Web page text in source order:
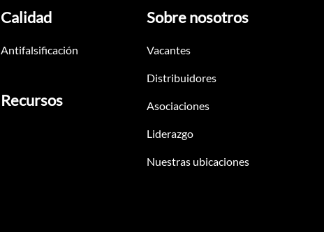
Calidad
Antifalsificación
Recursos
Sobre nosotros
Vacantes
Distribuidores
Asociaciones
Liderazgo
Nuestras ubicaciones